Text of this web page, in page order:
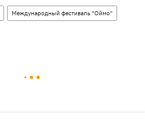
Международный фестиваль "Оймо"